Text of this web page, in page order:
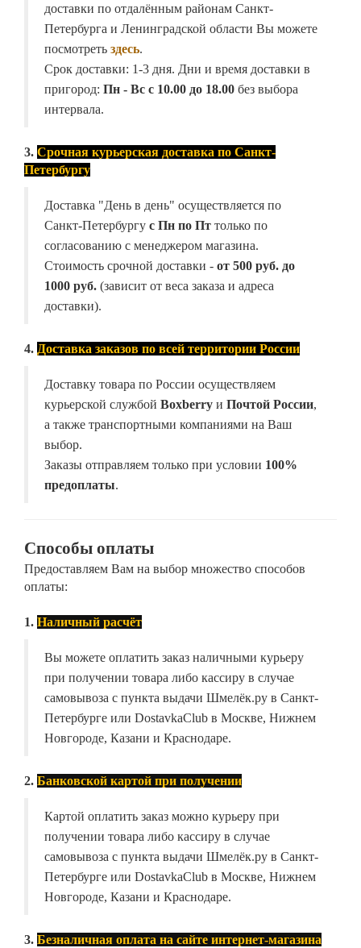
доставки по отдалённым районам Санкт-
Петербурга и Ленинградской области Вы можете
посмотреть здесь.
Срок доставки: 1-3 дня. Дни и время доставки в
пригород: Пн - Вс с 10.00 до 18.00 без выбора
интервала.
3. Срочная курьерская доставка по Санкт-
Петербургу
Доставка "День в день" осуществляется по
Санкт-Петербургу с Пн по Пт только по
согласованию с менеджером магазина.
Стоимость срочной доставки - от 500 руб. до
1000 руб. (зависит от веса заказа и адреса
доставки).
4. Доставка заказов по всей территории России
Доставку товара по России осуществляем
курьерской службой Boxberry и Почтой России,
а также транспортными компаниями на Ваш
выбор.
Заказы отправляем только при условии 100%
предоплаты.
Способы оплаты
Предоставляем Вам на выбор множество способов
оплаты:
1. Наличный расчёт
Вы можете оплатить заказ наличными курьеру
при получении товара либо кассиру в случае
самовывоза с пункта выдачи Шмелёк.ру в Санкт-
Петербурге или DostavkaClub в Москве, Нижнем
Новгороде, Казани и Краснодаре.
2. Банковской картой при получении
Картой оплатить заказ можно курьеру при
получении товара либо кассиру в случае
самовывоза с пункта выдачи Шмелёк.ру в Санкт-
Петербурге или DostavkaClub в Москве, Нижнем
Новгороде, Казани и Краснодаре.
3. Безналичная оплата на сайте интернет-магазина